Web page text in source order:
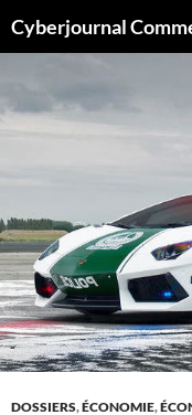
auCyberjournal
DOSSIERS,ÉCONOMIE,